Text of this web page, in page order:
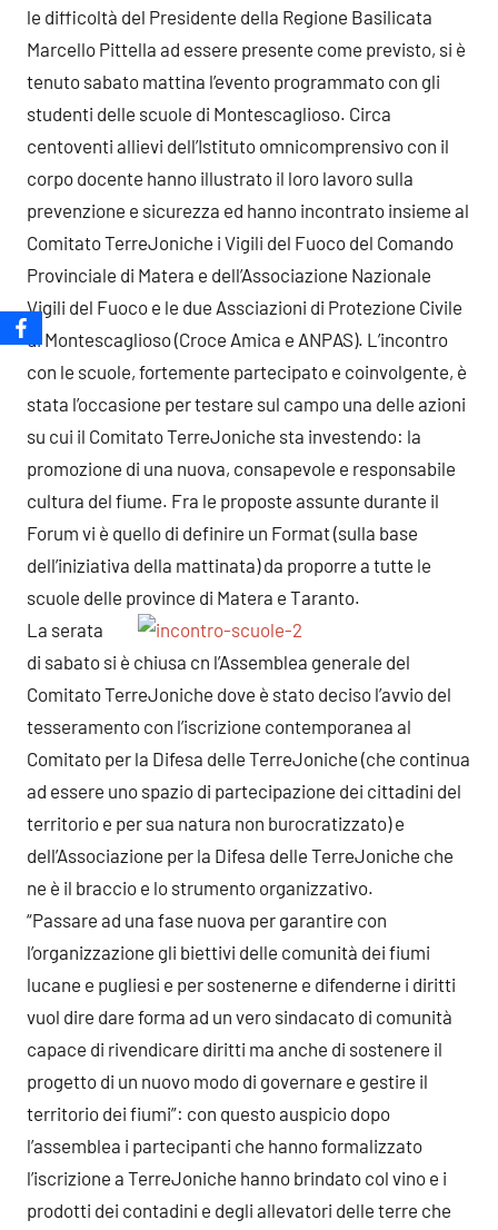
le difficoltà del Presidente della Regione Basilicata
Marcello Pittella ad essere presente come previsto, si è
tenuto sabato mattina l’evento programmato con gli
studenti delle scuole di Montescaglioso. Circa
centoventi allievi dell’Istituto omnicomprensivo con il
corpo docente hanno illustrato il loro lavoro sulla
prevenzione e sicurezza ed hanno incontrato insieme al
Comitato TerreJoniche i Vigili del Fuoco del Comando
Provinciale di Matera e dell’Associazione Nazionale
Vigili del Fuoco e le due Assciazioni di Protezione Civile
di Montescaglioso (Croce Amica e ANPAS). L’incontro
con le scuole, fortemente partecipato e coinvolgente, è
stata l’occasione per testare sul campo una delle azioni
su cui il Comitato TerreJoniche sta investendo: la
promozione di una nuova, consapevole e responsabile
cultura del fiume. Fra le proposte assunte durante il
Forum vi è quello di definire un Format (sulla base
dell’iniziativa della mattinata) da proporre a tutte le
scuole delle province di Matera e Taranto.
La serata
di sabato si è chiusa cn l’Assemblea generale del
Comitato TerreJoniche dove è stato deciso l’avvio del
tesseramento con l’iscrizione contemporanea al
Comitato per la Difesa delle TerreJoniche (che continua
ad essere uno spazio di partecipazione dei cittadini del
territorio e per sua natura non burocratizzato) e
dell’Associazione per la Difesa delle TerreJoniche che
ne è il braccio e lo strumento organizzativo.
“Passare ad una fase nuova per garantire con
l’organizzazione gli biettivi delle comunità dei fiumi
lucane e pugliesi e per sostenerne e difenderne i diritti
vuol dire dare forma ad un vero sindacato di comunità
capace di rivendicare diritti ma anche di sostenere il
progetto di un nuovo modo di governare e gestire il
territorio dei fiumi”: con questo auspicio dopo
l’assemblea i partecipanti che hanno formalizzato
l’iscrizione a TerreJoniche hanno brindato col vino e i
prodotti dei contadini e degli allevatori delle terre che